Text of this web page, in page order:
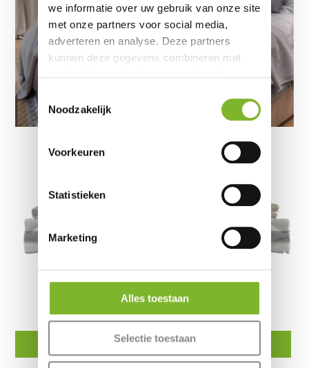
we informatie over uw gebruik van onze site
met onze partners voor social media,
adverteren en analyse. Deze partners
kunnen deze gegevens combineren met
basis van uw gebruik van hun services.
Noodzakelijk
Voorkeuren
Statistieken
Marketing
Alles toestaan
Selectie toestaan
Voor nu uw lengte, gewicht en andere